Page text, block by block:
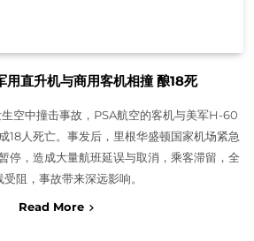
用直升机与商用客机相撞 酿18死
空中撞击事故，PSA航空的客机与美军H-60
18人死亡。事发后，里根华盛顿国家机场紧急
停，造成大量航班延误与取消，乘客滞留，全
受阻，事故带来深远影响。
Read More